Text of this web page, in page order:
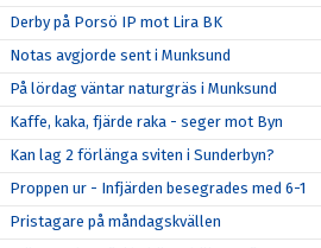
Derby på Porsö IP mot Lira BK
Notas avgjorde sent i Munksund
På lördag väntar naturgräs i Munksund
Kaffe, kaka, fjärde raka - seger mot Byn
Kan lag 2 förlänga sviten i Sunderbyn?
Proppen ur - Infjärden besegrades med 6-1
Pristagare på måndagskvällen